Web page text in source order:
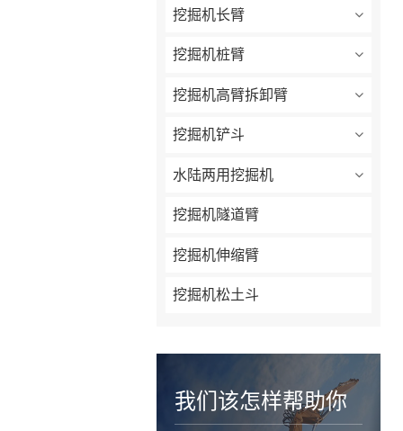
挖掘机长臂
挖掘机桩臂
挖掘机高臂拆卸臂
挖掘机铲斗
水陆两用挖掘机
挖掘机隧道臂
挖掘机伸缩臂
挖掘机松土斗
我们该怎样帮助你